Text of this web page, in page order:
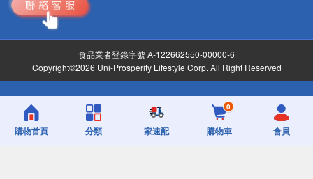
食品業者登錄字號 A-122662550-00000-6
Copyright©2026 Uni-Prosperity Lifestyle Corp. All Right Reserved
購物首頁 分類 家速配
0
購物車 會員